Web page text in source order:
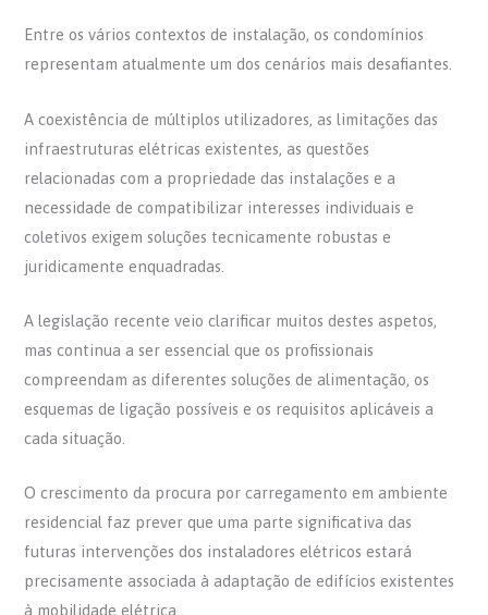
Entre os vários contextos de instalação, os condomínios
representam atualmente um dos cenários mais desafiantes.
A coexistência de múltiplos utilizadores, as limitações das
infraestruturas elétricas existentes, as questões
relacionadas com a propriedade das instalações e a
necessidade de compatibilizar interesses individuais e
coletivos exigem soluções tecnicamente robustas e
juridicamente enquadradas.
A legislação recente veio clarificar muitos destes aspetos,
mas continua a ser essencial que os profissionais
compreendam as diferentes soluções de alimentação, os
esquemas de ligação possíveis e os requisitos aplicáveis a
cada situação.
O crescimento da procura por carregamento em ambiente
residencial faz prever que uma parte significativa das
futuras intervenções dos instaladores elétricos estará
precisamente associada à adaptação de edifícios existentes
à mobilidade elétrica.